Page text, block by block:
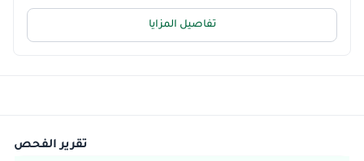
تفاصيل المزايا
تقرير الفحص